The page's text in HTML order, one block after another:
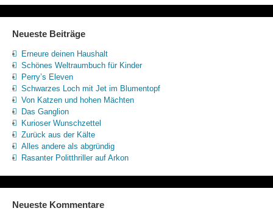
Neueste Beiträge
Erneure deinen Haushalt
Schönes Weltraumbuch für Kinder
Perry’s Eleven
Schwarzes Loch mit Jet im Blumentopf
Von Katzen und hohen Mächten
Das Ganglion
Kurioser Wunschzettel
Zurück aus der Kälte
Alles andere als abgründig
Rasanter Politthriller auf Arkon
Neueste Kommentare